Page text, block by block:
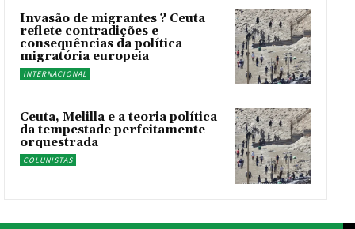
Invasão de migrantes ? Ceuta
reflete contradições e
consequências da política
migratória europeia
INTERNACIONAL
Ceuta, Melilla e a teoria política
da tempestade perfeitamente
orquestrada
COLUNISTAS